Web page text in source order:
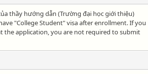
thầy hướng dẫn (Trường đại học giới thiệu)
"College Student" visa after enrollment. If you
the application, you are not required to submit